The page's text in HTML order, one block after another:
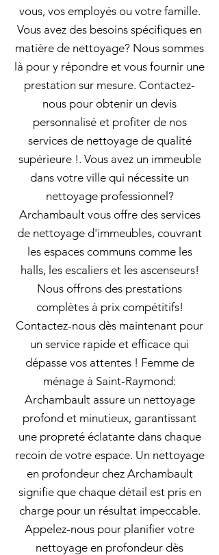
vous, vos employés ou votre famille.
Vous avez des besoins spécifiques en
matière de nettoyage? Nous sommes
là pour y répondre et vous fournir une
prestation sur mesure. Contactez-
nous pour obtenir un devis
personnalisé et profiter de nos
services de nettoyage de qualité
supérieure !. Vous avez un immeuble
dans votre ville qui nécessite un
nettoyage professionnel?
Archambault vous offre des services
de nettoyage d'immeubles, couvrant
les espaces communs comme les
halls, les escaliers et les ascenseurs!
Nous offrons des prestations
complètes à prix compétitifs!
Contactez-nous dès maintenant pour
un service rapide et efficace qui
dépasse vos attentes ! Femme de
ménage à Saint-Raymond:
Archambault assure un nettoyage
profond et minutieux, garantissant
une propreté éclatante dans chaque
recoin de votre espace. Un nettoyage
en profondeur chez Archambault
signifie que chaque détail est pris en
charge pour un résultat impeccable.
Appelez-nous pour planifier votre
nettoyage en profondeur dès